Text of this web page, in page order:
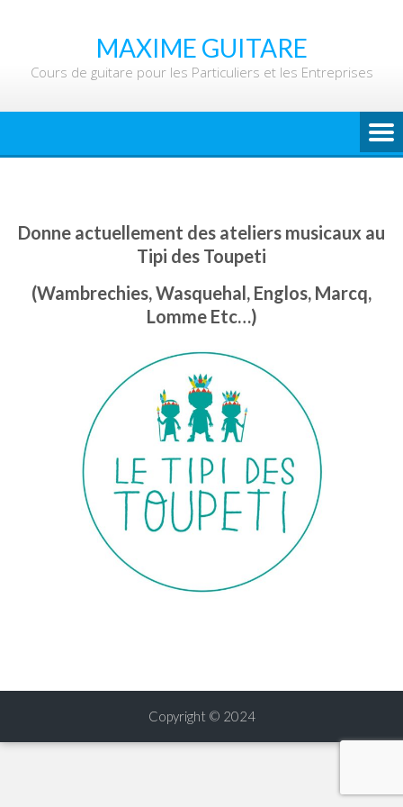
MAXIME GUITARE
Cours de guitare pour les Particuliers et les Entreprises
Donne actuellement des ateliers musicaux au
Tipi des Toupeti
(Wambrechies, Wasquehal, Englos, Marcq,
Lomme Etc…)
Copyright © 2024